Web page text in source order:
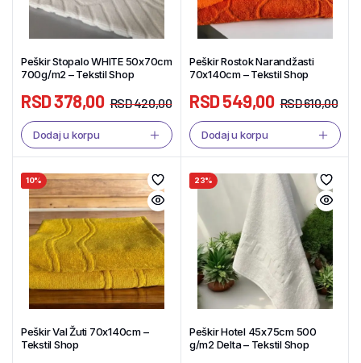
Peškir Stopalo WHITE 50x70cm
700g/m2 – Tekstil Shop
RSD420,00
RSD378,00
Dodaj u korpu
Peškir Rostok Narandžasti
70x140cm – Tekstil Shop
RSD610,00
RSD549,00
Dodaj u korpu
10%
Peškir Val Žuti 70x140cm –
Tekstil Shop
23%
Peškir Hotel 45x75cm 500
g/m2 Delta – Tekstil Shop